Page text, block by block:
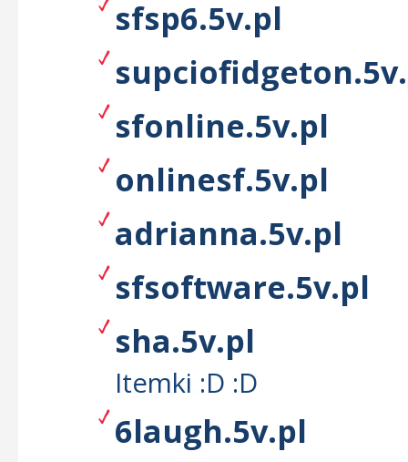
sfsp6.5v.pl
sfonline.5v.pl
onlinesf.5v.pl
adrianna.5v.pl
sfsoftware.5v.pl
sha.5v.pl
Itemki :D :D
6laugh.5v.pl